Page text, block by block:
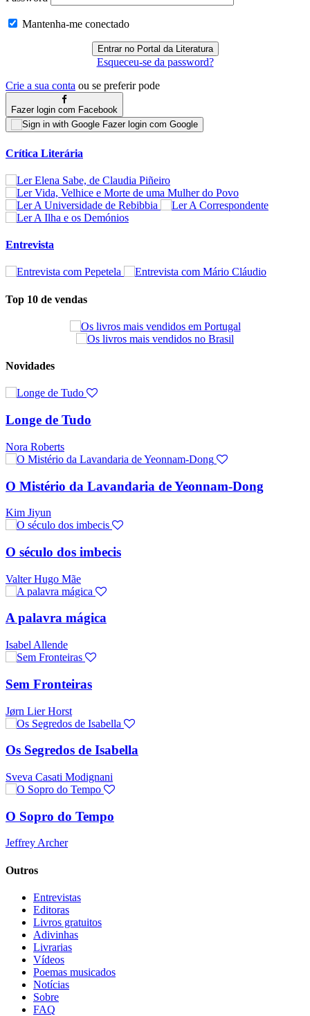
Mantenha-me conectado
Esqueceu-se da password?
Crie a sua conta ou se preferir pode
Fazer login com Facebook
Fazer login com Google
Crítica Literária
Entrevista
Top 10 de vendas
Novidades
Longe de Tudo
Nora Roberts
O Mistério da Lavandaria de Yeonnam-Dong
Kim Jiyun
O século dos imbecis
Valter Hugo Mãe
A palavra mágica
Isabel Allende
Sem Fronteiras
Jørn Lier Horst
Os Segredos de Isabella
Sveva Casati Modignani
O Sopro do Tempo
Jeffrey Archer
Outros
Entrevistas
Editoras
Livros gratuitos
Adivinhas
Livrarias
Vídeos
Poemas musicados
Notícias
Sobre
FAQ